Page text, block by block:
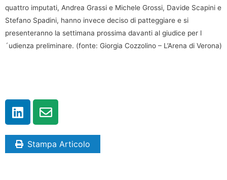
quattro imputati, Andrea Grassi e Michele Grossi, Davide Scapini e
Stefano Spadini, hanno invece deciso di patteggiare e si
presenteranno la settimana prossima davanti al giudice per l
´udienza preliminare. (fonte: Giorgia Cozzolino – L’Arena di Verona)
Stampa Articolo